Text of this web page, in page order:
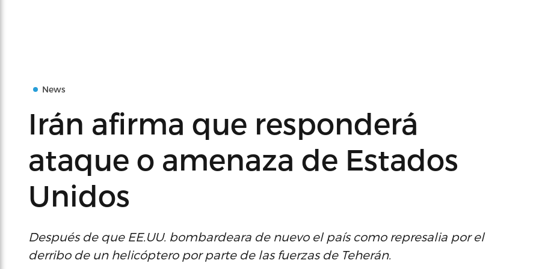
News
Irán afirma que responderá
ataque o amenaza de Estados
Unidos
Después de que EE.UU. bombardeara de nuevo el país como represalia por el
derribo de un helicóptero por parte de las fuerzas de Teherán.